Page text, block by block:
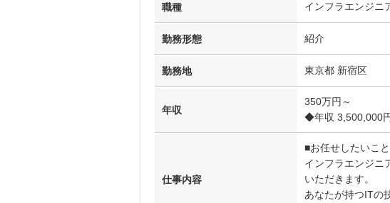
職種 インフラエンジニ
勤務形態 紹介
勤務地 東京都 新宿区
年収
350万円～
◆年収 3,500,000
仕事内容
■お任せしたいこと
インフラエンジニ
いただきます。
あなたが持つITの